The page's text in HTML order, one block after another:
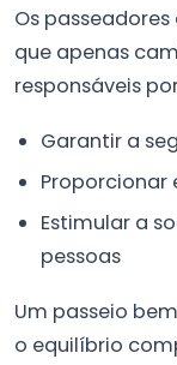
Os
que apenas
responsáveis
Garantir a
Proporcionar
Estimular a
pessoas
Um passeio
o equilíbrio